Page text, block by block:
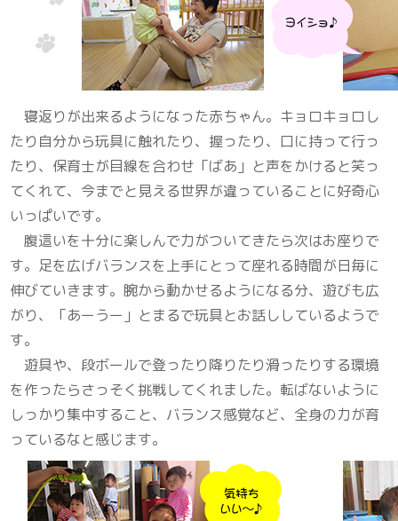
寝返りが出来るようになった赤ちゃん。キョロキョロし
たり自分から玩具に触れたり、握ったり、口に持って行っ
たり、保育士が目線を合わせ「ばあ」と声をかけると笑っ
てくれて、今までと見える世界が違っていることに好奇心
いっぱいです。
腹這いを十分に楽しんで力がついてきたら次はお座りで
す。足を広げバランスを上手にとって座れる時間が日毎に
伸びていきます。腕から動かせるようになる分、遊びも広
がり、「あーうー」とまるで玩具とお話ししているようで
す。
遊具や、段ボールで登ったり降りたり滑ったりする環境
を作ったらさっそく挑戦してくれました。転ばないように
しっかり集中すること、バランス感覚など、全身の力が育
っているなと感じます。